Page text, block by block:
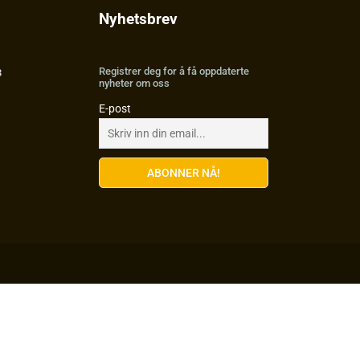
Nyhetsbrev
Registrer deg for å få oppdaterte
nyheter om oss
E-post